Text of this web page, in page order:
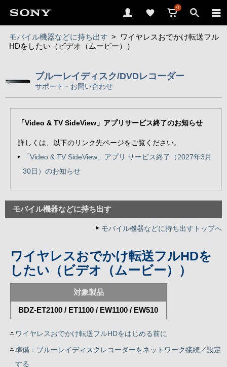
0
モバイル機器などに持ち出す >
ワイヤレスおでかけ転送フル
HDをしたい（ビデオ（ムービー））
ブルーレイディスク/DVDレコーダー
サポート・お問い合わせ
「Video & TV SideView」アプリサービス終了のお知らせ
詳しくは、以下のリンク先ページをご覧ください。
「Video & TV SideView」アプリ サービス終了（2027年3月
30日）のお知らせ
モバイル機器などに持ち出す
モバイル機器などに持ち出すトップへ
ワイヤレスおでかけ転送フルHDを
したい（ビデオ（ムービー））
対象製品
BDZ-ET2100 / ET1100 / EW1100 / EW510
ワイヤレスおでかけ転送フルHDをはじめる前に
準備：ブルーレイディスクレコーダーをネットワーク接続／設定
する